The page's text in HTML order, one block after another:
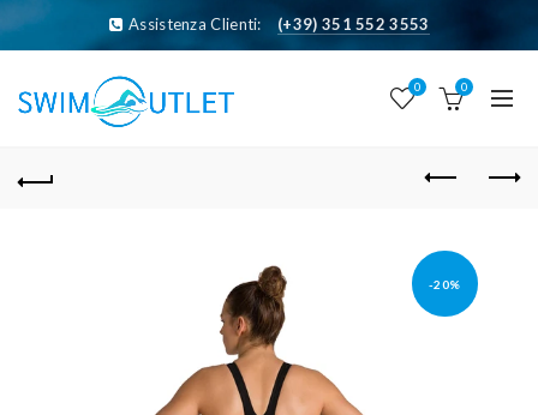
Assistenza Clienti: (+39) 351 552 3553
0 0
-20%